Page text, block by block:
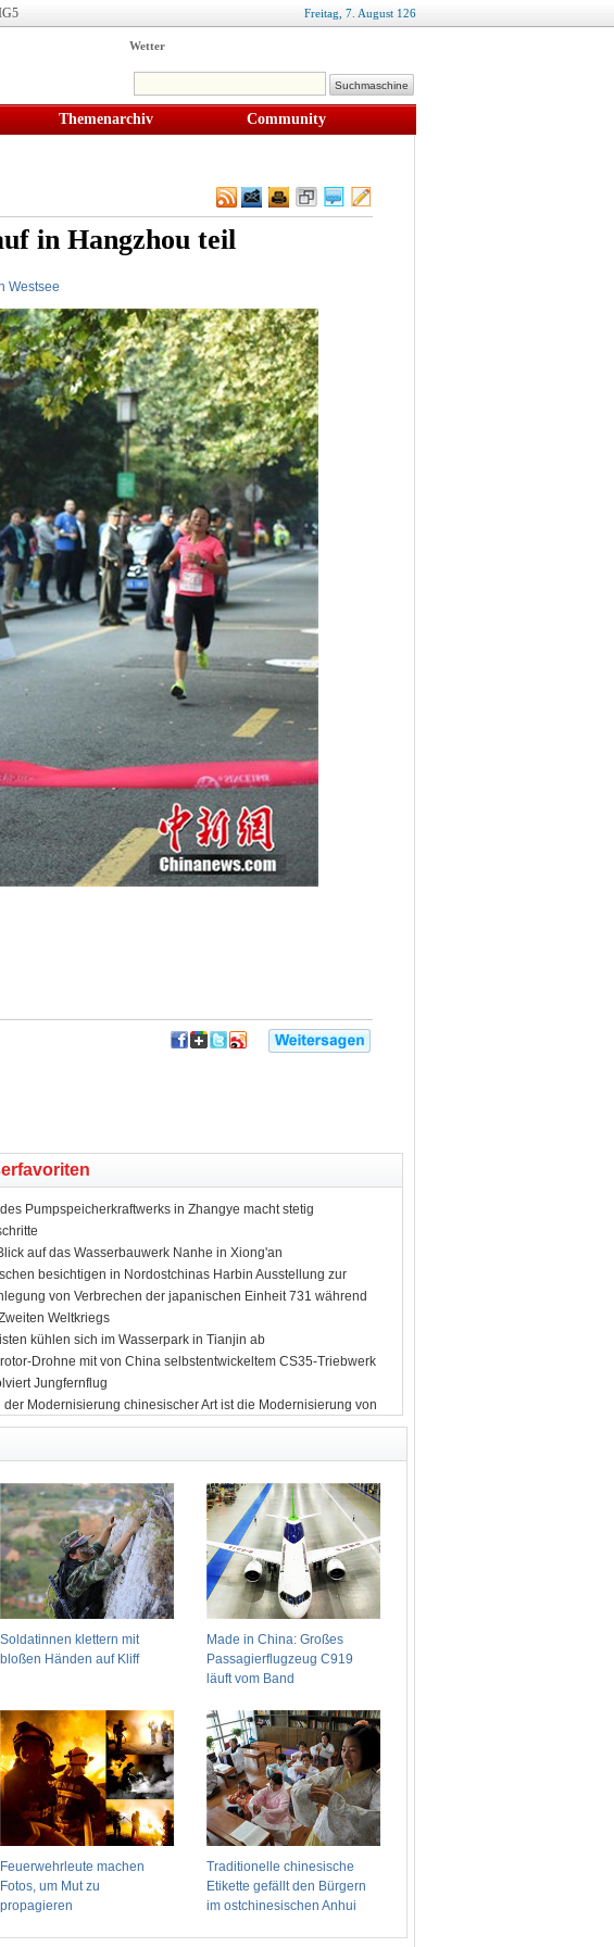
Freitag, 7 August 126
Wetter
Themenarchiv Community
in Hangzhou teil
Westsee
Pumpspeicherkraftwerks in Zhangye macht stetig
auf das Wasserbauwerk Nanhe in Xiong'an
besichtigen in Nordostchinas Harbin Ausstellung zur
von Verbrechen der japanischen Einheit 731 während
Weltkriegs
kühlen sich im Wasserpark in Tianjin ab
Drohne mit von China selbstentwickeltem CS35-Triebwerk
Jungfernflug
der Modernisierung chinesischer Art ist die Modernisierung von
und Technologie
von „Shenzhou-21“ treten nach Rückkehr aus Weltraum
Presse